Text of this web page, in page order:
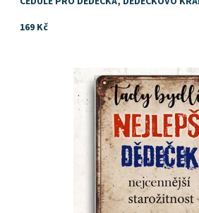
169 Kč
Dárek pro dědečka
Skladem